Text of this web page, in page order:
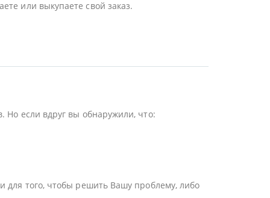
или выкупаете свой заказ.
Но если вдруг вы обнаружили, что:
для того, чтобы решить Вашу проблему, либо